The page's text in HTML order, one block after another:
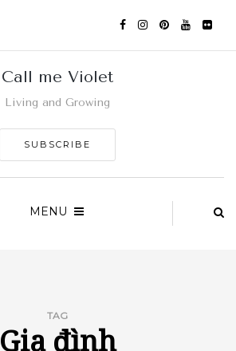
Call me Violet
Living and Growing
SUBSCRIBE
MENU
TAG
Gia đình